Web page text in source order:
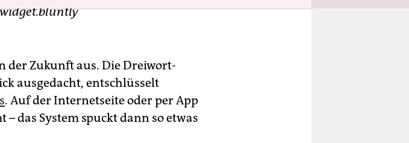
der Zukunft aus. Die Dreiwort-
ausgedacht, entschlüsselt
. Auf der Internetseite oder per App
das System spuckt dann so etwas